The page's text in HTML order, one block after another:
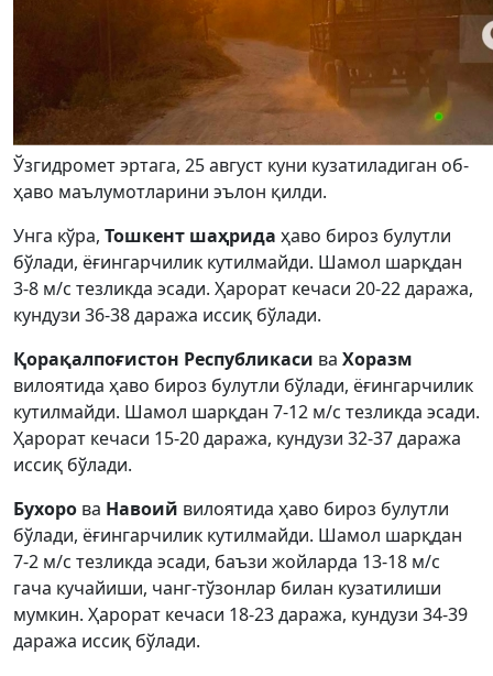
Ўзгидромет эртага, 25 август куни кузатиладиган об-
ҳаво маълумотларини эълон қилди.
Унга кўра, Тошкент шаҳрида ҳаво бироз булутли
бўлади, ёғингарчилик кутилмайди. Шамол шарқдан
3-8 м/с тезликда эсади. Ҳарорат кечаси 20-22 даража,
кундузи 36-38 даража иссиқ бўлади.
Қорақалпоғистон Республикаси ва Хоразм
вилоятида ҳаво бироз булутли бўлади, ёғингарчилик
кутилмайди. Шамол шарқдан 7-12 м/с тезликда эсади.
Ҳарорат кечаси 15-20 даража, кундузи 32-37 даража
иссиқ бўлади.
Бухоро ва Навоий вилоятида ҳаво бироз булутли
бўлади, ёғингарчилик кутилмайди. Шамол шарқдан
7-2 м/с тезликда эсади, баъзи жойларда 13-18 м/с
гача кучайиши, чанг-тўзонлар билан кузатилиши
мумкин. Ҳарорат кечаси 18-23 даража, кундузи 34-39
даража иссиқ бўлади.